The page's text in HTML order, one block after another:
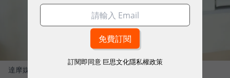
達摩媒體暨影領國際執行長 林合政
訂閱即同意 巨思文化隱私權政策